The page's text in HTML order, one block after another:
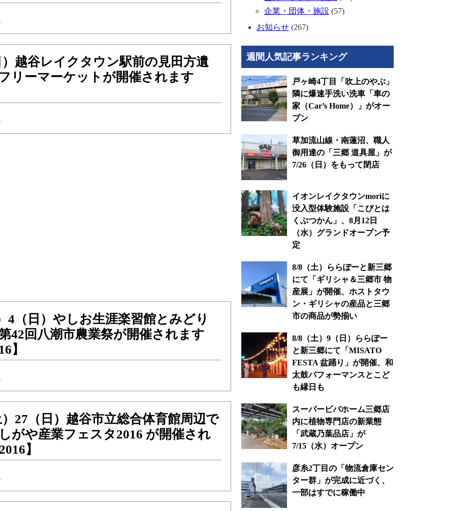
）越谷レイクタウン駅前の見田方遺
リーマーケットが開催されます
4（日）やしお生涯楽習館とみどり
42回八潮市農業祭が開催されます
】
）27（日）越谷市立総合体育館周辺で
がや産業フェスタ2016 が開催され
】
企業・団体・施設 (57)
お知らせ (267)
週間人気記事ランキング
戸ヶ崎4丁目「吹上のやぶ」
隣に爆速手洗い洗車「車の
家（Car’s Home）」がオー
プン
草加流山線・南蓮沼、職人
御用達の「三郷 道具屋」が
7/26（日）をもって閉店
イオンレイクタウンmoriに
没入型体験施設「こびとは
くぶつかん」、8月12日
（水）グランドオープン予
定
8/8（土）ららぽーと新三郷
にて「ギリシャ＆三郷市 物
産展」が開催、ホストタウ
ン・ギリシャの産品と三郷
市の商品が勢揃い
8/8（土）9（日）ららぽー
と新三郷にて「MISATO
FESTA 盆踊り」が開催、和
太鼓パフォーマンスとこど
も縁日も
スーパービバホーム三郷店
内に植物専門店の新業態
「武蔵乃葉品店」が
7/15（水）オープン
彦糸2丁目の「物流倉庫セン
ター群」が完成に近づく、
一部はすでに稼働中